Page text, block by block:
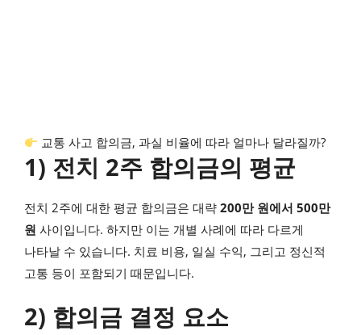
교통 사고 합의금, 과실 비율에 따라 얼마나 달라질까?
1) 전치 2주 합의금의 평균
전치 2주에 대한 평균 합의금은 대략 200만 원에서 500만
원 사이입니다. 하지만 이는 개별 사례에 따라 다르게
나타날 수 있습니다. 치료 비용, 일실 수익, 그리고 정신적
고통 등이 포함되기 때문입니다.
2) 합의금 결정 요소